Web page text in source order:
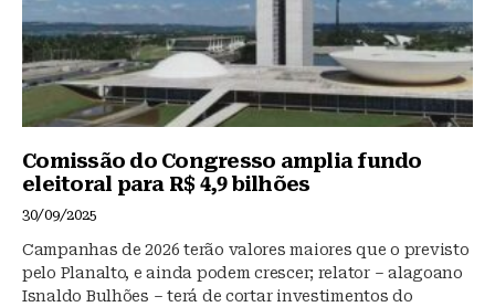
Comissão do Congresso amplia fundo
eleitoral para R$ 4,9 bilhões
30/09/2025
Campanhas de 2026 terão valores maiores que o previsto
pelo Planalto, e ainda podem crescer; relator – alagoano
Isnaldo Bulhões – terá de cortar investimentos do